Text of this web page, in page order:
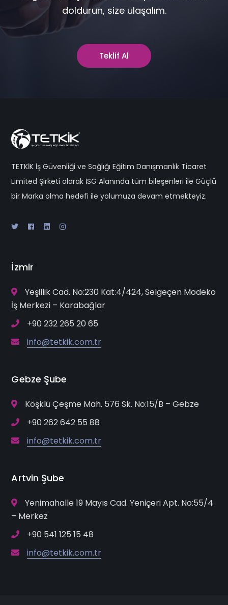
doldurun, size ulaşalım.
Teklif Al
TETKİK İş Güvenliği ve Sağlığı Eğitim Danışmanlık Ticaret
Limited Şirketi olarak İSG Alanında tüm bileşenleri ile Güçlü
bir Marka olma hedefi ile yolumuza devam etmekteyiz.
İzmir
Yeşillik Cad. No:230 Kat:4/424, Selgeçen Modeko
İş Merkezi – Karabağlar
+90 232 265 20 65
info@tetkik.com.tr
Gebze Şube
Köşklü Çeşme Mah. 576 Sk. No:15/B – Gebze
+90 262 642 55 88
info@tetkik.com.tr
Artvin Şube
Yenimahalle 19 Mayıs Cad. Yeniçeri Apt. No:55/4
– Merkez
+90 541 125 15 48
info@tetkik.com.tr